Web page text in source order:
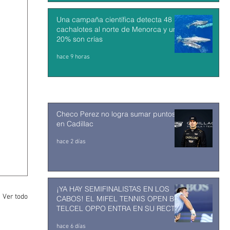
Ver todo
Una campaña científica detecta 48
cachalotes al norte de Menorca y un
20% son crías
hace 9 horas
Checo Perez no logra sumar puntos
en Cadillac
hace 2 días
¡YA HAY SEMIFINALISTAS EN LOS
CABOS! EL MIFEL TENNIS OPEN BY
TELCEL OPPO ENTRA EN SU RECTA
hace 6 días